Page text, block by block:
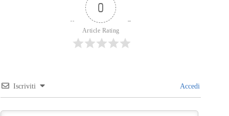
0
Article Rating
Iscriviti Accedi